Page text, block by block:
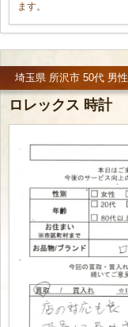
ます。
埼玉県 所沢市 50代 男性
ロレックス 時計